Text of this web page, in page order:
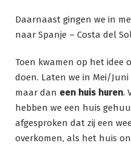
Daarnaast gingen we in
naar Spanje – Costa del
Toen kwamen op het idee
doen. Laten we in Mei/
maar dan een huis huren.
hebben we een huis
afgesproken dat zij een
overkomen, als het huis